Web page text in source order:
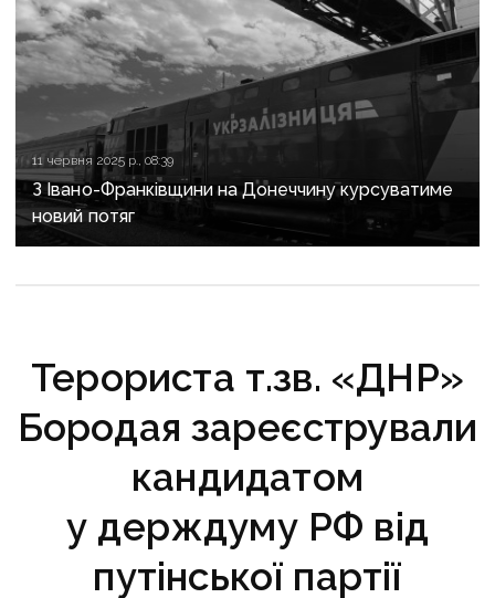
11 червня 2025 р., 08:39
З Івано-Франківщини на Донеччину курсуватиме
новий потяг
Терориста т.зв. «ДНР»
Бородая зареєстрували
кандидатом
у держдуму РФ від
путінської партії